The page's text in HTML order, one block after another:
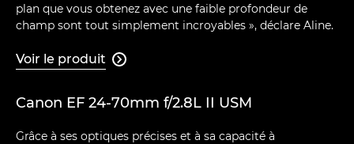
plan que vous obtenez avec une faible profondeur de
champ sont tout simplement incroyables », déclare Aline.
Voir le produit 
Canon EF 24-70mm f/2.8L II USM
Grâce à ses optiques précises et à sa capacité à